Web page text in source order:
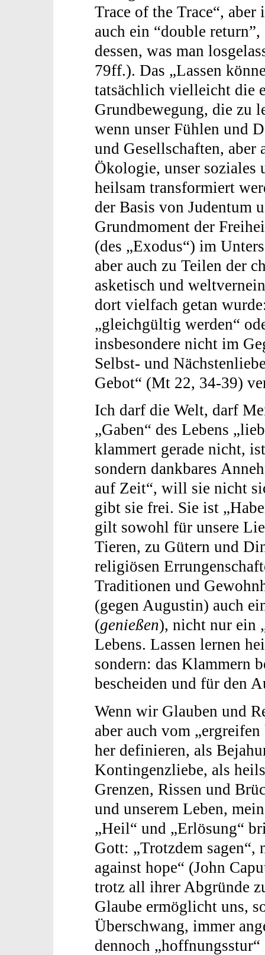
Trace of the Trace“, aber
auch ein “double
dessen, was man
79ff.). Das „Lassen
tatsächlich vielleicht die
Grundbewegung, die zu
wenn unser Fühlen und
und Gesellschaften, aber
Ökologie, unser soziales
heilsam transformiert
der Basis von Judentum
Grundmoment der
(des „Exodus“) im
aber auch zu Teilen der
asketisch und
dort vielfach getan
„gleichgültig werden“
insbesondere nicht im
Selbst- und
Gebot“ (Mt 22, 34-39)
Ich darf die Welt, darf
„Gaben“ des Lebens
klammert gerade nicht,
sondern dankbares
auf Zeit“, will sie nicht
gibt sie frei. Sie ist
gilt sowohl für unsere
Tieren, zu Gütern und
religiösen
Traditionen und
(gegen Augustin) auch
(genießen), nicht nur ein
Lebens. Lassen lernen
sondern: das Klammern
bescheiden und für den
Wenn wir Glauben und
aber auch vom
her definieren, als
Kontingenzliebe, als
Grenzen, Rissen und
und unserem Leben,
„Heil“ und „Erlösung“
Gott: „Trotzdem sagen“,
against hope“ (John
trotz all ihrer Abgründe
Glaube ermöglicht uns,
Überschwang, immer
dennoch